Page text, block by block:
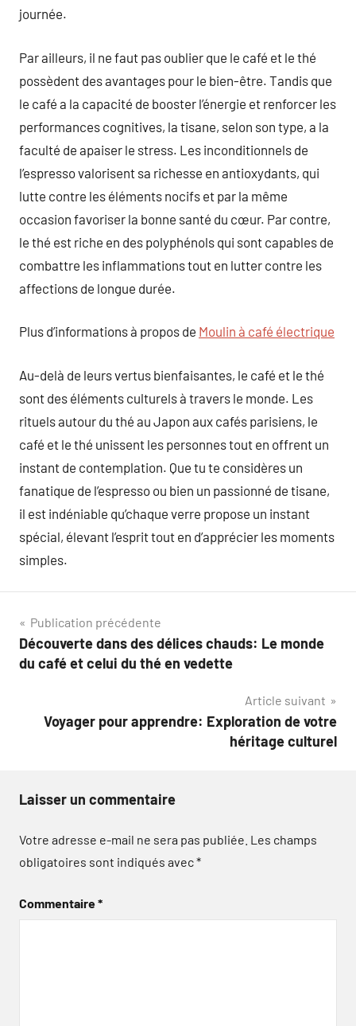
journée.
Par ailleurs, il ne faut pas oublier que le café et le thé
possèdent des avantages pour le bien-être. Tandis que
le café a la capacité de booster l’énergie et renforcer les
performances cognitives, la tisane, selon son type, a la
faculté de apaiser le stress. Les inconditionnels de
l’espresso valorisent sa richesse en antioxydants, qui
lutte contre les éléments nocifs et par la même
occasion favoriser la bonne santé du cœur. Par contre,
le thé est riche en des polyphénols qui sont capables de
combattre les inflammations tout en lutter contre les
affections de longue durée.
Plus d’informations à propos de Moulin à café électrique
Au-delà de leurs vertus bienfaisantes, le café et le thé
sont des éléments culturels à travers le monde. Les
rituels autour du thé au Japon aux cafés parisiens, le
café et le thé unissent les personnes tout en offrent un
instant de contemplation. Que tu te considères un
fanatique de l’espresso ou bien un passionné de tisane,
il est indéniable qu’chaque verre propose un instant
spécial, élevant l’esprit tout en d’apprécier les moments
simples.
Navigation
de
Publication précédente
Découverte dans des délices chauds: Le monde
du café et celui du thé en vedette
Article suivant
Voyager pour apprendre: Exploration de votre
héritage culturel
Laisser un commentaire
Votre adresse e-mail ne sera pas publiée. Les champs
obligatoires sont indiqués avec*
Commentaire*